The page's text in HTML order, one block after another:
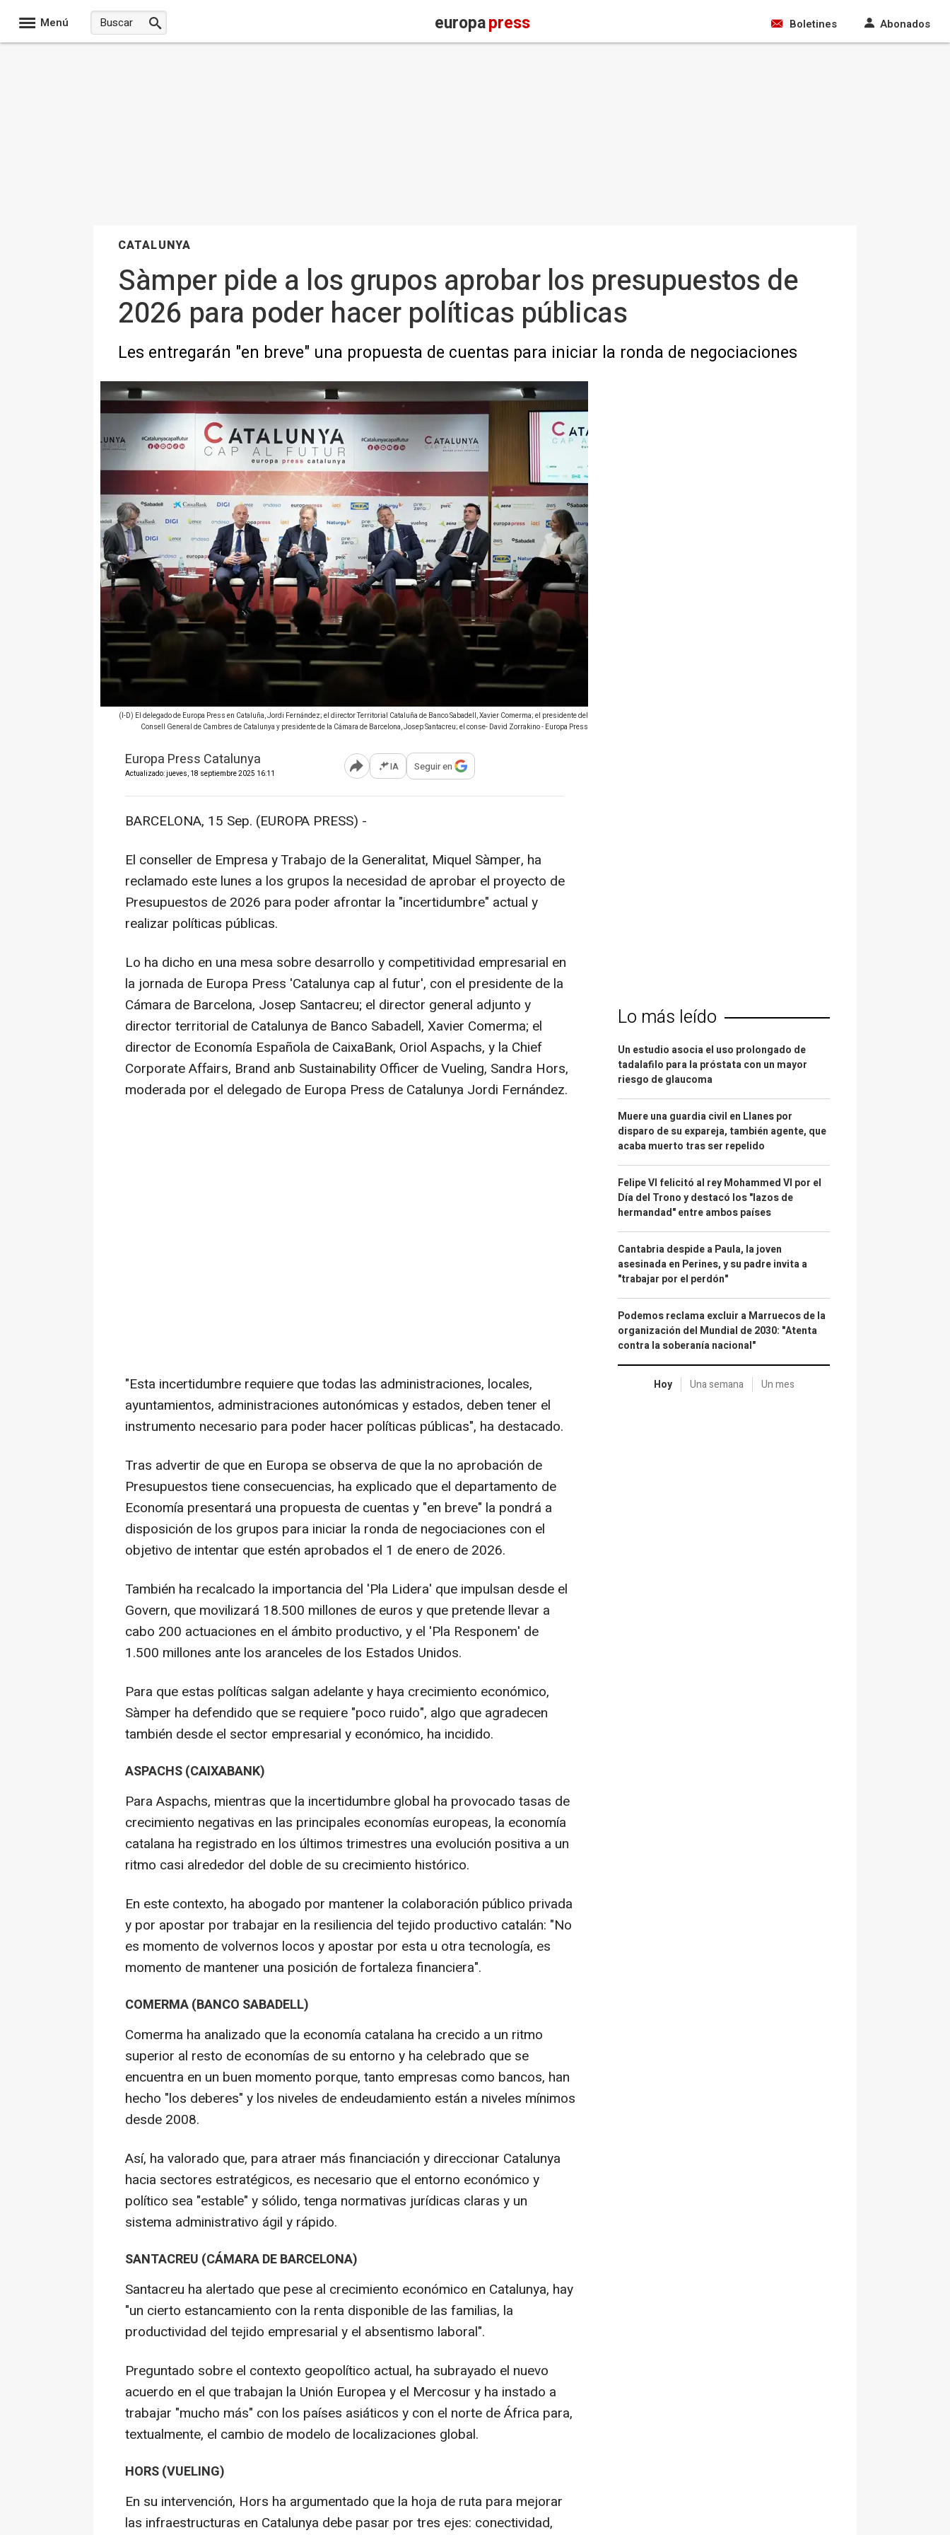
Menú europapress Boletines Abonados
CATALUNYA
Sàmper pide a los grupos aprobar los presupuestos de
2026 para poder hacer políticas públicas
Les entregarán "en breve" una propuesta de cuentas para iniciar la ronda de negociaciones
(I-D) El delegado de Europa Press en Cataluña, Jordi Fernández; el director Territorial Cataluña de Banco Sabadell, Xavier Comerma; el presidente del
Consell General de Cambres de Catalunya y presidente de la Cámara de Barcelona, Josep Santacreu; el conse- David Zorrakino - Europa Press
Europa Press Catalunya
Actualizado: jueves, 18 septiembre 2025 16:11 Abrir opciones para compartir
IA Seguir en
BARCELONA, 15 Sep. (EUROPA PRESS) -
El conseller de Empresa y Trabajo de la Generalitat, Miquel Sàmper, ha
reclamado este lunes a los grupos la necesidad de aprobar el proyecto de
Presupuestos de 2026 para poder afrontar la "incertidumbre" actual y
realizar políticas públicas.
Lo ha dicho en una mesa sobre desarrollo y competitividad empresarial en
la jornada de Europa Press 'Catalunya cap al futur', con el presidente de la
Cámara de Barcelona, Josep Santacreu; el director general adjunto y
director territorial de Catalunya de Banco Sabadell, Xavier Comerma; el
director de Economía Española de CaixaBank, Oriol Aspachs, y la Chief
Corporate Affairs, Brand anb Sustainability Officer de Vueling, Sandra Hors,
moderada por el delegado de Europa Press de Catalunya Jordi Fernández.
"Esta incertidumbre requiere que todas las administraciones, locales,
ayuntamientos, administraciones autonómicas y estados, deben tener el
instrumento necesario para poder hacer políticas públicas", ha destacado.
Tras advertir de que en Europa se observa de que la no aprobación de
Presupuestos tiene consecuencias, ha explicado que el departamento de
Economía presentará una propuesta de cuentas y "en breve" la pondrá a
disposición de los grupos para iniciar la ronda de negociaciones con el
objetivo de intentar que estén aprobados el 1 de enero de 2026.
También ha recalcado la importancia del 'Pla Lidera' que impulsan desde el
Govern, que movilizará 18.500 millones de euros y que pretende llevar a
cabo 200 actuaciones en el ámbito productivo, y el 'Pla Responem' de
1.500 millones ante los aranceles de los Estados Unidos.
Para que estas políticas salgan adelante y haya crecimiento económico,
Sàmper ha defendido que se requiere "poco ruido", algo que agradecen
también desde el sector empresarial y económico, ha incidido.
ASPACHS (CAIXABANK)
Para Aspachs, mientras que la incertidumbre global ha provocado tasas de
crecimiento negativas en las principales economías europeas, la economía
catalana ha registrado en los últimos trimestres una evolución positiva a un
ritmo casi alrededor del doble de su crecimiento histórico.
En este contexto, ha abogado por mantener la colaboración público privada
y por apostar por trabajar en la resiliencia del tejido productivo catalán: "No
es momento de volvernos locos y apostar por esta u otra tecnología, es
momento de mantener una posición de fortaleza financiera".
COMERMA (BANCO SABADELL)
Comerma ha analizado que la economía catalana ha crecido a un ritmo
superior al resto de economías de su entorno y ha celebrado que se
encuentra en un buen momento porque, tanto empresas como bancos, han
hecho "los deberes" y los niveles de endeudamiento están a niveles mínimos
desde 2008.
Así, ha valorado que, para atraer más financiación y direccionar Catalunya
hacia sectores estratégicos, es necesario que el entorno económico y
político sea "estable" y sólido, tenga normativas jurídicas claras y un
sistema administrativo ágil y rápido.
SANTACREU (CÁMARA DE BARCELONA)
Santacreu ha alertado que pese al crecimiento económico en Catalunya, hay
"un cierto estancamiento con la renta disponible de las familias, la
productividad del tejido empresarial y el absentismo laboral".
Preguntado sobre el contexto geopolítico actual, ha subrayado el nuevo
acuerdo en el que trabajan la Unión Europea y el Mercosur y ha instado a
trabajar "mucho más" con los países asiáticos y con el norte de África para,
textualmente, el cambio de modelo de localizaciones global.
HORS (VUELING)
En su intervención, Hors ha argumentado que la hoja de ruta para mejorar
las infraestructuras en Catalunya debe pasar por tres ejes: conectividad,
Lo más leído
Un estudio asocia el uso prolongado de
tadalafilo para la próstata con un mayor
riesgo de glaucoma
Muere una guardia civil en Llanes por
disparo de su expareja, también agente, que
acaba muerto tras ser repelido
Felipe VI felicitó al rey Mohammed VI por el
Día del Trono y destacó los "lazos de
hermandad" entre ambos países
Cantabria despide a Paula, la joven
asesinada en Perines, y su padre invita a
"trabajar por el perdón"
Podemos reclama excluir a Marruecos de la
organización del Mundial de 2030: "Atenta
contra la soberanía nacional"
Hoy Una semana Un mes